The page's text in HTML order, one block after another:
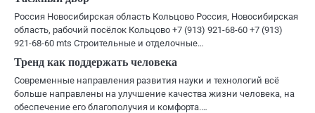
Россия Новосибирская область Кольцово Россия, Новосибирская
область, рабочий посёлок Кольцово +7 (913) 921-68-60 +7 (913)
921-68-60 mts Строительные и отделочные…
Тренд как поддержать человека
Современные направления развития науки и технологий всё
больше направлены на улучшение качества жизни человека, на
обеспечение его благополучия и комфорта.…